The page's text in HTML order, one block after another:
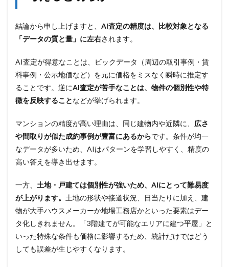
結論から申し上げますと、 AI査定の精度は、比較対象となる
「データの質と量」に左右されます。
AI査定が得意なことは、ビックデータ（周辺の取引事例・賃
料事例・公示地価など）を元に価格をミスなく瞬時に推定す
ることです。逆にAI査定が苦手なことは、物件の個別性や特
徴を反映することなどが挙げられます。
マンションの精度が高い理由は、同じ建物内や近隣に、 広さ
や間取りが似た成約事例が豊富にあるからです。条件が均一
なデータが多いため、AIはパターンを学習しやすく、精度の
高い答えを導き出せます。
一方、 土地・戸建ては個別性が強いため、AIにとって難易度
が上がります。 土地の形状や接道状況、日当たりに加え、建
物が大手ハウスメーカーか地場工務店かといった要素はデー
タ化しきれません。「3階建てが可能なエリアに建つ平屋」と
いった特殊な条件も価格に影響するため、統計だけではどう
しても誤差が生じやすくなります。